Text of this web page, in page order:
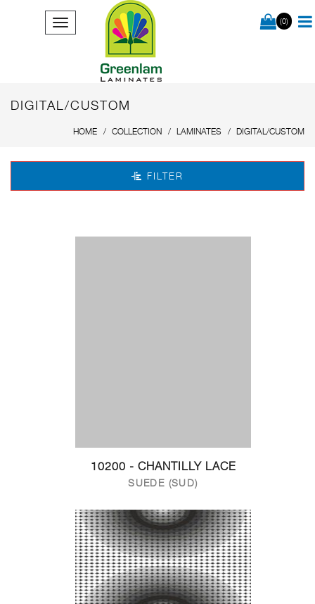
(0)
DIGITAL/CUSTOM
HOME COLLECTION LAMINATES DIGITAL/CUSTOM
FILTER
10200 - CHANTILLY LACE
SUEDE (SUD)